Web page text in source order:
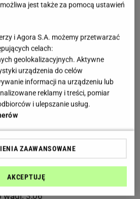
zakończył karierę. "Dziś już nie
z tego, co robię, ani nie czuję
że trener Alexander Stoeckl nie
chwili wytchnienia. Stoeckl
61 kg.
wagi: 3,06
jest także za pomocą ustawień
i Agora S.A. możemy przetwarzać
celach:
geolokalizacyjnych. Aktywne
urządzenia do celów
informacji na urządzeniu lub
reklamy i treści, pomiar
i ulepszanie usług.
ZAAWANSOWANE
AKCEPTUJĘ